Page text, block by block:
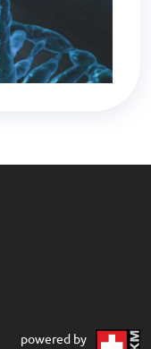
powered by